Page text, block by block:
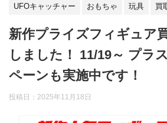
UFOキャッチャー おもちゃ 玩具 買
新作プライズフィギュア
しました！ 11/19～ プラ
ペーンも実施中です！
投稿日： 2025年11月18日